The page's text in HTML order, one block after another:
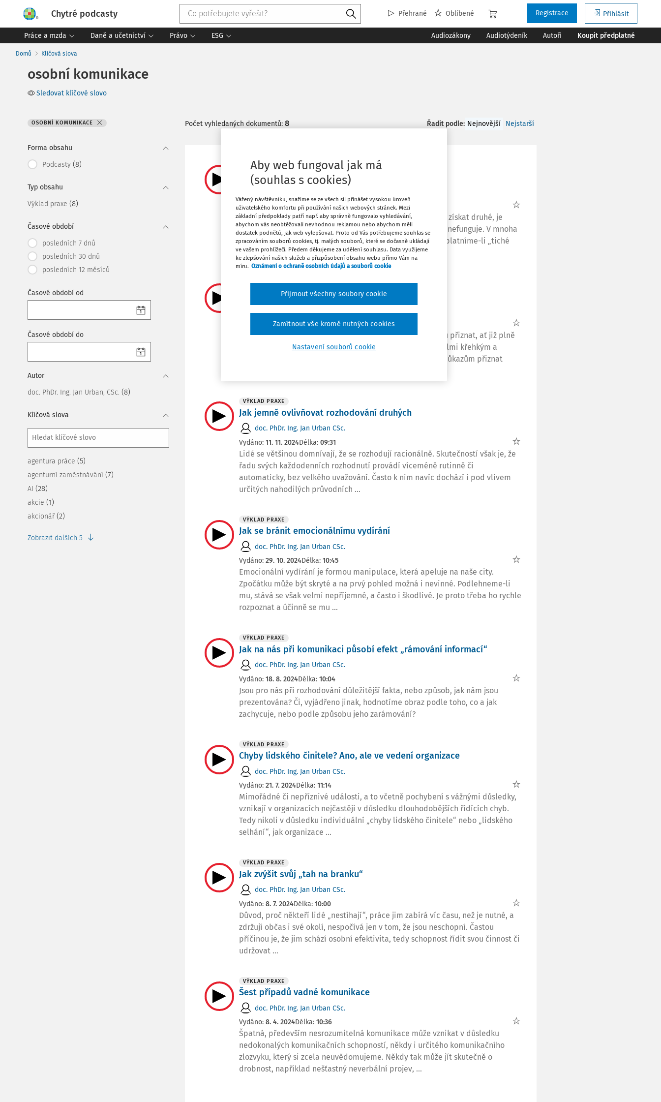
Chytré podcasty Přehrané Oblíbené Přihlásit
Registrace
Práce a mzda Daně a učetnictví Právo ESG Audiozákony Audiotýdeník Autoři Koupit předplatné
Domů Klíčová slova
osobní komunikace
Sledovat klíčové slovo
OSOBNÍ KOMUNIKACE
Forma obsahu
Podcasty (8)
Typ obsahu
Výklad praxe (8)
Časové období
posledních 7 dnů
posledních 30 dnů
posledních 12 měsíců
Časové období od
Časové období do
Autor
doc. PhDr. Ing. Jan Urban, CSc. (8)
Klíčová slova
agentura práce (5)
agenturní zaměstnávání (7)
AI (28)
akcie (1)
akcionář (2)
Zobrazit dalších 5
Počet vyhledaných dokumentů: 8 Řadit podle: Nejnovější Nejstarší
VÝKLAD PRAXE
Kdy a jak pomáhá umění mlčet
Vydáno:20. 3. 2025 Délka:09:16
Někteří lidé jsou přesvědčeni, že nejlepším způsobem, jak získat druhé, je
zaplavit je přívalem slov. Tato představa však velmi často nefunguje. V mnoha
případech platí, že chceme-li zapůsobit, uděláme lépe, uplatníme-li „tiché
umění“ mlčet. Proč tomu tak ...
VÝKLAD PRAXE
Jak jednat s lidmi, kteří odmítají přiznat chybu
12. 1. 2025Délka:09:36
Normální reakcí na to, že jsme se dopustili chyby, je chybu přiznat, ať již plně
nebo aspoň částečně, a snažit se ji napravit. Lidé trpící velmi křehkým a
zranitelným egem však svůj omyl ani tváří v tvář drtivým důkazům přiznat
VÝKLAD PRAXE
Jak jemně ovlivňovat rozhodování druhých
doc. PhDr. Ing. Jan Urban CSc.
Vydáno: 11. 11. 2024Délka: 09:31
Lidé se většinou domnívají, že se rozhodují racionálně. Skutečností však je, že
řadu svých každodenních rozhodnutí provádí víceméně rutinně či
automaticky, bez velkého uvažování. Často k nim navíc dochází i pod vlivem
určitých nahodilých průvodních ...
VÝKLAD PRAXE
Jak se bránit emocionálnímu vydírání
doc. PhDr. Ing. Jan Urban CSc.
Vydáno: 29. 10. 2024Délka: 10:45
Emocionální vydírání je formou manipulace, která apeluje na naše city.
Zpočátku může být skryté a na prvý pohled možná i nevinné. Podlehneme-li
mu, stává se však velmi nepříjemné, a často i škodlivé. Je proto třeba ho rychle
rozpoznat a účinně se mu ...
VÝKLAD PRAXE
Jak na nás při komunikaci působí efekt „rámování informací“
doc. PhDr. Ing. Jan Urban CSc.
Vydáno: 18. 8. 2024Délka: 10:04
Jsou pro nás při rozhodování důležitější fakta, nebo způsob, jak nám jsou
prezentována? Či, vyjádřeno jinak, hodnotíme obraz podle toho, co a jak
zachycuje, nebo podle způsobu jeho zarámování?
VÝKLAD PRAXE
Chyby lidského činitele? Ano, ale ve vedení organizace
doc. PhDr. Ing. Jan Urban CSc.
Vydáno: 21. 7. 2024Délka: 11:14
Mimořádné či nepříznivé události, a to včetně pochybení s vážnými důsledky,
vznikají v organizacích nejčastěji v důsledku dlouhodobějších řídících chyb.
Tedy nikoli v důsledku individuální „chyby lidského činitele“ nebo „lidského
selhání“, jak organizace ...
VÝKLAD PRAXE
Jak zvýšit svůj „tah na branku“
doc. PhDr. Ing. Jan Urban CSc.
Vydáno: 8. 7. 2024Délka: 10:00
Důvod, proč někteří lidé „nestíhají“, práce jim zabírá víc času, než je nutné, a
zdržují občas i své okolí, nespočívá jen v tom, že jsou neschopní. Častou
příčinou je, že jim schází osobní efektivita, tedy schopnost řídit svou činnost či
udržovat ...
VÝKLAD PRAXE
Šest případů vadné komunikace
doc. PhDr. Ing. Jan Urban CSc.
Vydáno: 8. 4. 2024Délka: 10:36
Špatná, především nesrozumitelná komunikace může vznikat v důsledku
nedokonalých komunikačních schopností, někdy i určitého komunikačního
zlozvyku, který si zcela neuvědomujeme. Někdy tak může jít skutečně o
drobnost, například nešťastný neverbální projev, ...
Aby web fungoval jak má
(souhlas s cookies)
Vážený návštěvníku, snažíme se ze všech sil přinášet vysokou úroveň
uživatelského komfortu při používání našich webových stránek. Mezi
základní předpoklady patří např. aby správně fungovalo vyhledávání,
abychom vás neobtěžovali nevhodnou reklamou nebo abychom měli
dostatek podnětů, jak web vylepšovat. Proto od Vás potřebujeme souhlas se
zpracováním souborů cookies, tj. malých souborů, které se dočasně ukládají
ve vašem prohlížeči. Předem děkujeme za udělení souhlasu. Data využijeme
ke zlepšování našich služeb a přizpůsobení obsahu webu přímo Vám na
míru. Oznámení o ochraně osobních údajů a souborů cookie
Nastavení souborů cookie
Zamítnout vše kromě nutných cookies
Přijmout všechny soubory cookie